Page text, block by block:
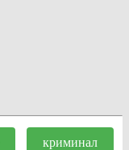
криминал